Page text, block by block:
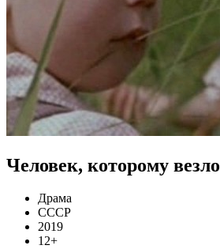
Человек, которому везло
Драма
СССР
2019
12+